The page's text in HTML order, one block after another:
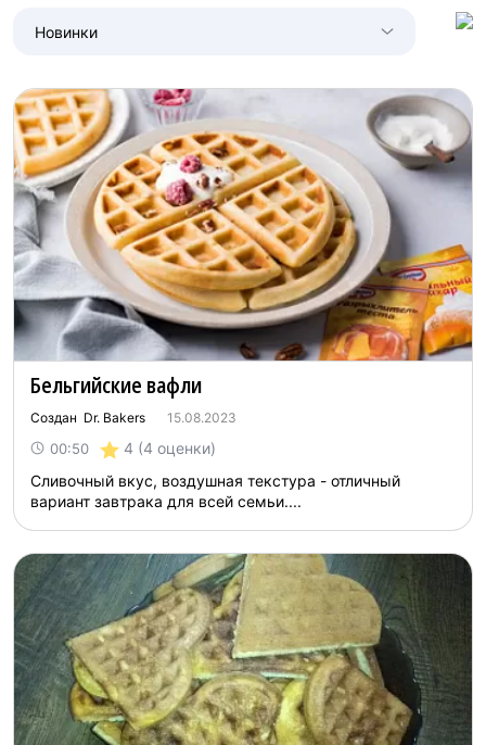
Новинки
Бельгийские вафли
Создан Dr. Bakers 15.08.2023
00:50 4 (4 оценки)
Сливочный вкус, воздушная текстура - отличный
вариант завтрака для всей семьи....